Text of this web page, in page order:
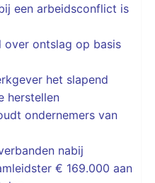
een arbeidsconflict is
over ontslag op basis
het slapend
herstellen
ondernemers van
nabij
€ 169.000 aan